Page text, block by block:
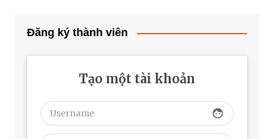
Đăng ký thành viên
Tạo một tài khoản
face